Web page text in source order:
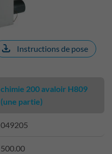
Instructions de pose
chimie 200 avaloir H809
(une partie)
049205
500.00